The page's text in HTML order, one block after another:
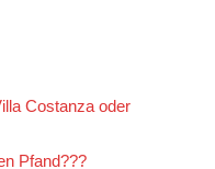
Costanza oder
Pfand???